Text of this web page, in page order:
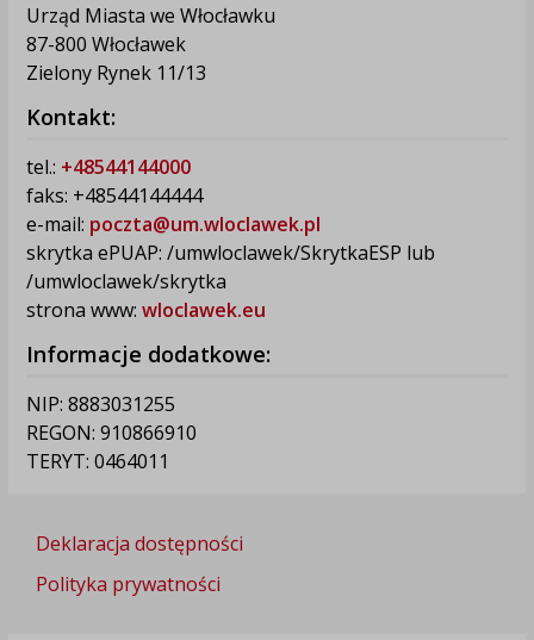
Urząd Miasta we Włocławku
87-800 Włocławek
Zielony Rynek 11/13
Kontakt:
tel.: +48544144000
faks: +48544144444
e-mail: poczta@um.wloclawek.pl
skrytka ePUAP: /umwloclawek/SkrytkaESP lub
/umwloclawek/skrytka
strona www: wloclawek.eu
Informacje dodatkowe:
NIP: 8883031255
REGON: 910866910
TERYT: 0464011
Deklaracja dostępności
Polityka prywatności